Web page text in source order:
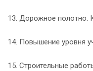
13. Дорожное полотно.
14. Повышение уровня
15. Строительные